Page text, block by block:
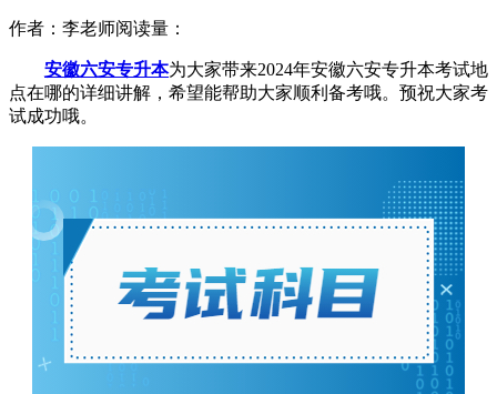
作者：李老师阅读量：
安徽六安专升本为大家带来2024年安徽六安专升本考试地
点在哪的详细讲解，希望能帮助大家顺利备考哦。预祝大家考
试成功哦。